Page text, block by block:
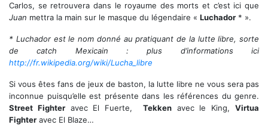
Carlos, se retrouvera dans le royaume des morts et c’est ici que
Juan mettra la main sur le masque du légendaire « Luchador * ».
* Luchador est le nom donné au pratiquant de la lutte libre, sorte
de catch Mexicain : plus d’informations ici
http://fr.wikipedia.org/wiki/Lucha_libre
Si vous êtes fans de jeux de baston, la lutte libre ne vous sera pas
inconnue puisqu’elle est présente dans les références du genre.
Street Fighteravec El Fuerte, Tekkenavec le King,Virtua
Fighter avec El Blaze…